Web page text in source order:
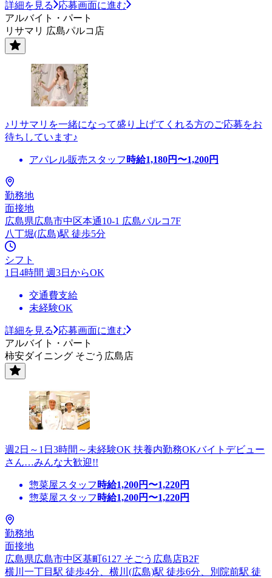
詳細を見る
応募画面に進む
アルバイト・パート
リサマリ 広島パルコ店
♪リサマリを一緒になって盛り上げてくれる方のご応募をお
待ちしています♪
アパレル販売スタッフ 時給1,180円〜1,200円
勤務地
面接地
広島県広島市中区本通10-1 広島パルコ7F
八丁堀(広島)駅 徒歩5分
シフト
1日4時間 週3日からOK
交通費支給
未経験OK
詳細を見る
応募画面に進む
アルバイト・パート
柿安ダイニング そごう広島店
週2日～1日3時間～未経験OK 扶養内勤務OKバイトデビュー
さん…みんな大歓迎!!
惣菜屋スタッフ 時給1,200円〜1,220円
惣菜屋スタッフ 時給1,200円〜1,220円
勤務地
面接地
広島県広島市中区基町6127 そごう広島店B2F
横川一丁目駅 徒歩4分、横川(広島)駅 徒歩6分、別院前駅 徒